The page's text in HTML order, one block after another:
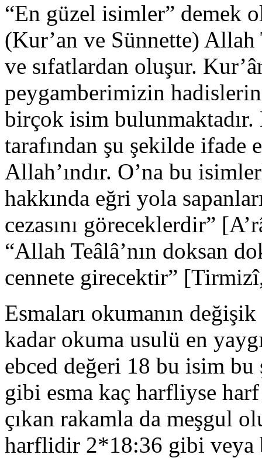
“En güzel isimler” demek
(Kur’an ve Sünnette) Allah
ve sıfatlardan oluşur.
peygamberimizin
birçok isim
tarafından şu şekilde
Allah’ındır. O’na bu
hakkında eğri yola
cezasını göreceklerdir”
“Allah Teâlâ’nın doksan
cennete girecektir”
Esmaları okumanın
kadar okuma usulü en
ebced değeri 18 bu isim bu
gibi esma kaç harfliyse
çıkan rakamla da meşgul
harflidir 2*18:36 gibi veya